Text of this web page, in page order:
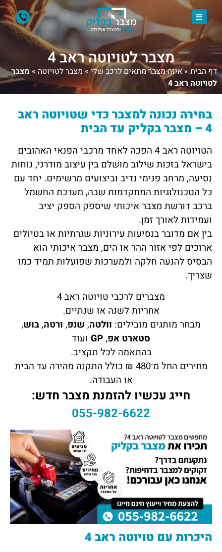
מצבר לטויוטה ראב 4
דף הבית»איזה מצבר מתאים לרכב שלי» מצבר לטויוטה » מצבר
לטויוטה ראב 4
בחירה נכונה למצבר כדי שטויוטה ראב
4 – מצבר בקליק עד הבית
הטויוטה ראב 4 הפכה לאחד מרכבי הפנאי האהובים
בישראל בזכות שילוב מושלם בין עיצוב מודרני, נוחות
נסיעה, מרחב פנימי נדיב וביצועים מרשימים. יחד עם
כל הטכנולוגיות המתקדמות שבה, מערכת החשמל
ברכב דורשת מצבר איכותי שיספק הספק יציב
ועמידות לאורך זמן.
בין אם מדובר בנסיעות עירוניות שגרתיות או בטיולים
ארוכים לפי אזור ההר או הים, מצבר איכותי הוא
הבסיס להנעה חלקה ולמערכות שפועלות תמיד כמו
שצריך.
מצברים לרכבי טויוטה ראב 4
אחריות לשנה או שנתיים.
מבחר מותגים מובילים: וולטה, שנפ, ורטה,בוש,
סטארט אפ,
GP ועוד
בהתאמה לכל תקציב.
מחירים החל מ־480 ₪ כולל התקנה מהירה עד הבית
או העבודה.
חייג עכשיו להזמנת מצבר חדש:
055-982-6622
היכרות עם טויוטה ראב 4